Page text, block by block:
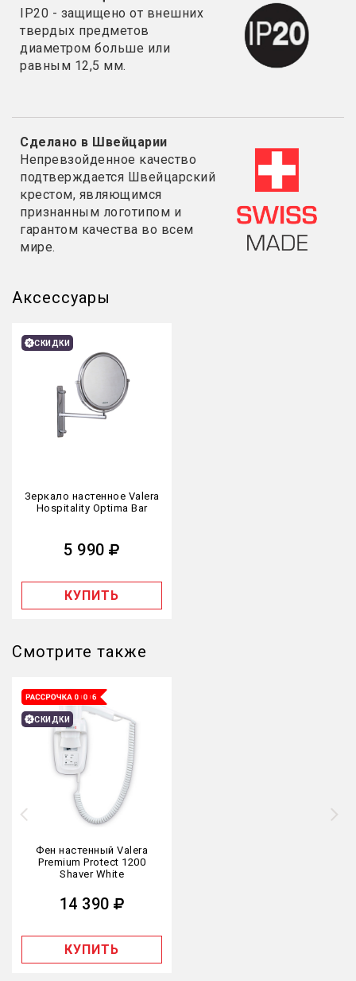
IP20 - защищено от внешних
твердых предметов
диаметром больше или
равным 12,5 мм.
Сделано в Швейцарии
Непревзойденное качество
подтверждается Швейцарский
крестом, являющимся
признанным логотипом и
гарантом качества во всем
мире.
Аксессуары
СКИДКИ
Зеркало настенное Valera
Hospitality Optima Bar
5 990
КУПИТЬ
Смотрите также
СКИДКИ
Фен настенный Valera
Premium Protect 1200
Shaver White
14 390
КУПИТЬ